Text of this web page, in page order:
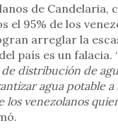
de Candelaria,
el 95% de los
arreglar la
país es un falacia.
distribución de
agua potable
venezolanos